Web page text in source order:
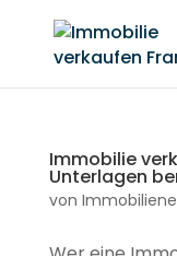
Immobilie
Unterlagen
von